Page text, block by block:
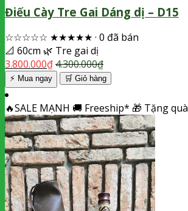
Điếu Cày Tre Gai Dáng dị – D15
☆☆☆☆☆ ★★★★★ · 0 đã bán
📐 60cm 🌿 Tre gai dị
3.800.000₫4.300.000₫
⚡ Mua ngay 🛒 Giỏ hàng
🔥SALE MẠNH 🚚 Freeship* 🎁 Tặng quà